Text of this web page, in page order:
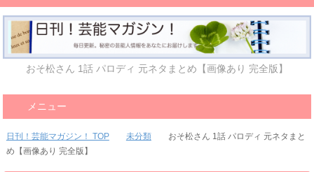
おそ松さん 1話 パロディ 元ネタまとめ【画像あり 完全版】
メニュー
日刊！芸能マガジン！ TOP 未分類
おそ松さん 1話 パロディ 元ネタまと
め【画像あり 完全版】